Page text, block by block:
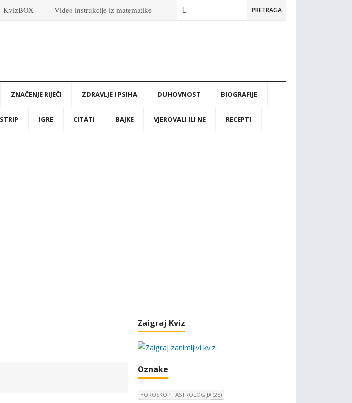
KvizBOX Video instrukcije iz matematike PRETRAGA
ZNAČENJE RIJEČI ZDRAVLJE I PSIHA DUHOVNOST BIOGRAFIJE
STRIP IGRE CITATI BAJKE VJEROVALI ILI NE RECEPTI
Zaigraj Kviz
Oznake
HOROSKOP I ASTROLOGIJA (25)